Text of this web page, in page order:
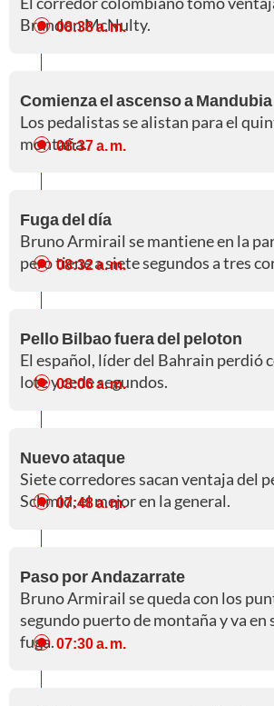
Brandon McNulty.
08:38 a. m.
Comienza el ascenso a Mandubia
Los pedalistas se alistan para el
montaña.08:37 a. m.
Fuga del día
Bruno Armirail se mantiene en la
pero tiene a siete segundos a tres
08:32 a. m.
Pello Bilbao fuera del peloton
El español, líder del Bahrain perdió
lote y cede segundos.
08:06 a. m.
Nuevo ataque
Siete corredores sacan ventaja del
Schmid, el mejor en la general.
07:48 a. m.
Paso por Andazarrate
Bruno Armirail se queda con los
segundo puerto de montaña y va en
fuga.07:30 a. m.